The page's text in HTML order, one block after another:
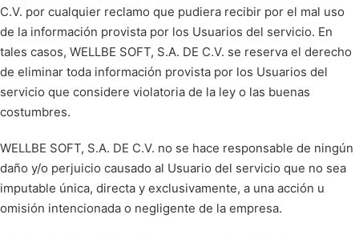
C.V. por cualquier reclamo que pudiera recibir por el mal uso
de la información provista por los Usuarios del servicio. En
tales casos, WELLBE SOFT, S.A. DE C.V. se reserva el derecho
de eliminar toda información provista por los Usuarios del
servicio que considere violatoria de la ley o las buenas
costumbres.
WELLBE SOFT, S.A. DE C.V. no se hace responsable de ningún
daño y/o perjuicio causado al Usuario del servicio que no sea
imputable única, directa y exclusivamente, a una acción u
omisión intencionada o negligente de la empresa.